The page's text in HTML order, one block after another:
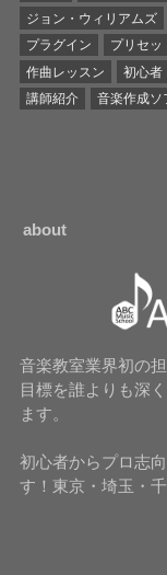
ジョン・ウィリアムズ
プラグイン
プリセッ
作曲レッスン
初心者
講師紹介
音楽作成ソ
about
音楽教室業界初の
目標を誰よりも深
ます。
初心者からプロ志
す！東京・埼玉・